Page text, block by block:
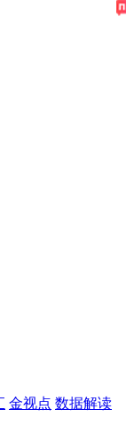
金视点 数据解读